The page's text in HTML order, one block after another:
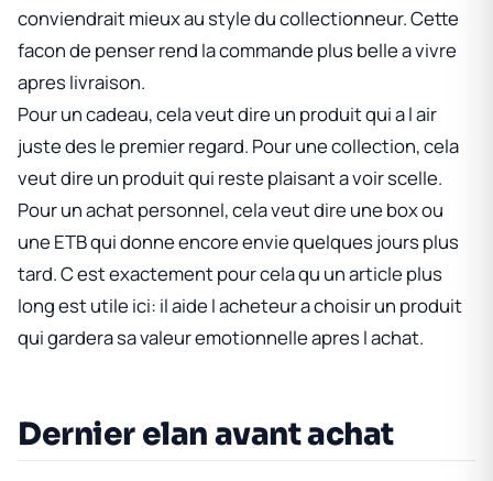
conviendrait mieux au style du collectionneur. Cette
facon de penser rend la commande plus belle a vivre
apres livraison.
Pour un cadeau, cela veut dire un produit qui a l air
juste des le premier regard. Pour une collection, cela
veut dire un produit qui reste plaisant a voir scelle.
Pour un achat personnel, cela veut dire une box ou
une ETB qui donne encore envie quelques jours plus
tard. C est exactement pour cela qu un article plus
long est utile ici: il aide l acheteur a choisir un produit
qui gardera sa valeur emotionnelle apres l achat.
Dernier elan avant achat